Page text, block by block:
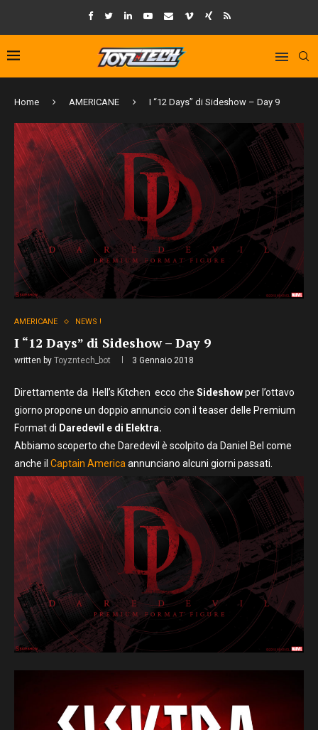
Home AMERICANE I “12 Days” di Sideshow – Day 9
AMERICANE NEWS !
I “12 Days” di Sideshow – Day 9
written by Toyzntech_bot 3 Gennaio 2018
Direttamente da Hell’s Kitchen ecco che Sideshowper l’ottavo
giorno propone un doppio annuncio con il teaser delle Premium
Format di Daredevil e di Elektra.
Abbiamo scoperto che Daredevil è scolpito da Daniel Bel come
anche il Captain Americaannunciano alcuni giorni passati.